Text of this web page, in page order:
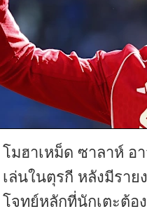
โมฮาเหม็ด ซาลาห์ อ
เล่นในตุรกี หลังมีรา
โจทย์หลักที่นักเตะต้อ